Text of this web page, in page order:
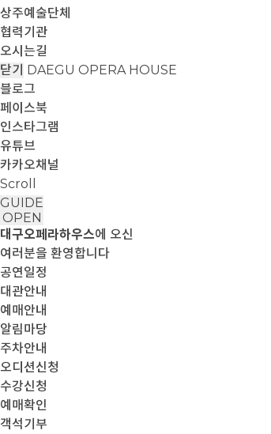
상주예술단체
협력기관
오시는길
닫기 DAEGU OPERA HOUSE
블로그
페이스북
인스타그램
유튜브
카카오채널
Scroll
GUIDE
OPEN
대구오페라하우스에 오신
여러분을 환영합니다
공연일정
대관안내
예매안내
알림마당
주차안내
오디션신청
수강신청
예매확인
객석기부